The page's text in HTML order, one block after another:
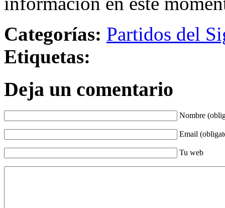
Categorías: Partidos del
Etiquetas:
Deja un comentario
Nombre
Email
Tu web